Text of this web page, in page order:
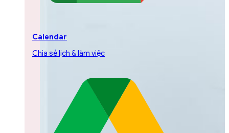
Calendar
Chia sẻ lịch & làm việc